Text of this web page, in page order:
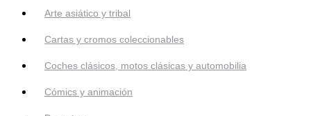
Arte asiático y tribal
Cartas y cromos coleccionables
Coches clásicos, motos clásicas y automobilia
Cómics y animación